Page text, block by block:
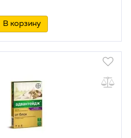
В корзину